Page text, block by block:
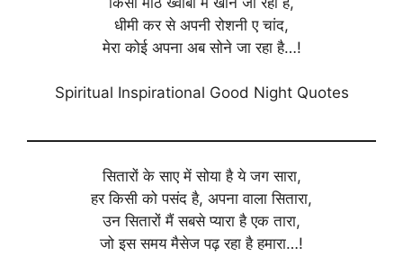
धीमी कर से अपनी रोशनी ए चांद,
मेरा कोई अपना अब सोने जा रहा है…!
Spiritual Inspirational Good Night Quotes
सितारों के साए में सोया है ये जग सारा,
हर किसी को पसंद है, अपना वाला सितारा,
उन सितारों मैं सबसे प्यारा है एक तारा,
जो इस समय मैसेज पढ़ रहा है हमारा…!